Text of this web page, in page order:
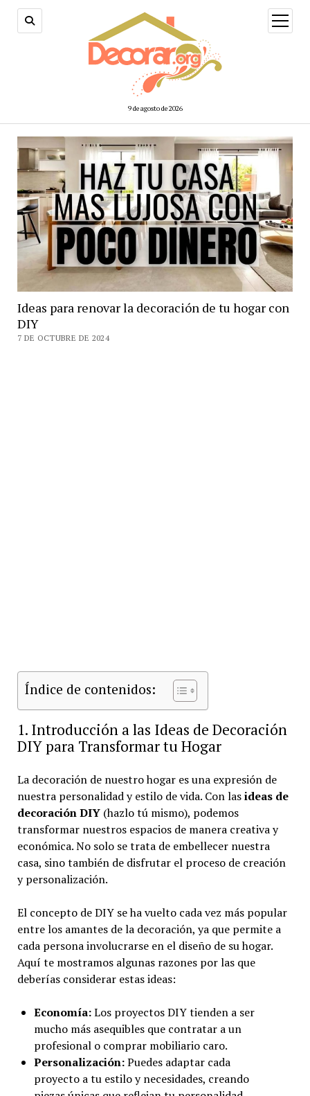
9 de agosto de 2026
abrir
menú
Ideas para renovar la decoración de tu hogar con
DIY
7 DE OCTUBRE DE 2024
Índice de contenidos:
1. Introducción a las Ideas de Decoración
DIY para Transformar tu Hogar
La decoración de nuestro hogar es una expresión de
nuestra personalidad y estilo de vida. Con lasideas de
decoración DIY(hazlo tú mismo), podemos
transformar nuestros espacios de manera creativa y
económica. No solo se trata de embellecer nuestra
casa, sino también de disfrutar el proceso de creación
y personalización.
El concepto de DIY se ha vuelto cada vez más popular
entre los amantes de la decoración, ya que permite a
cada persona involucrarse en el diseño de su hogar.
Aquí te mostramos algunas razones por las que
deberías considerar estas ideas:
Economía:Los proyectos DIY tienden a ser
mucho más asequibles que contratar a un
profesional o comprar mobiliario caro.
Personalización:Puedes adaptar cada
proyecto a tu estilo y necesidades, creando